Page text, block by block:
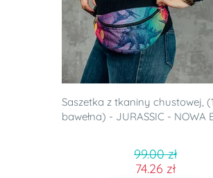
Saszetka z tkaniny chustowej,
bawełna) - JURASSIC - NOWA
99.00 zł
74.26 zł